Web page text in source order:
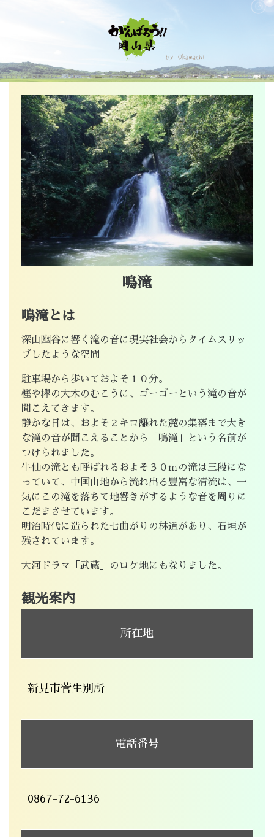
鳴滝
鳴滝とは
深山幽谷に響く滝の音に現実社会からタイムスリッ
プしたような空間
駐車場から歩いておよそ１０分。
樫や欅の大木のむこうに、ゴーゴーという滝の音が
聞こえてきます。
静かな日は、およそ２キロ離れた麓の集落まで大き
な滝の音が聞こえることから「鳴滝」という名前が
つけられました。
牛仙の滝とも呼ばれるおよそ３０ｍの滝は三段にな
っていて、中国山地から流れ出る豊富な清流は、一
気にこの滝を落ちて地響きがするような音を周りに
こだまさせています。
明治時代に造られた七曲がりの林道があり、石垣が
残されています。
大河ドラマ「武蔵」のロケ地にもなりました。
観光案内
所在地
新見市菅生別所
電話番号
0867-72-6136